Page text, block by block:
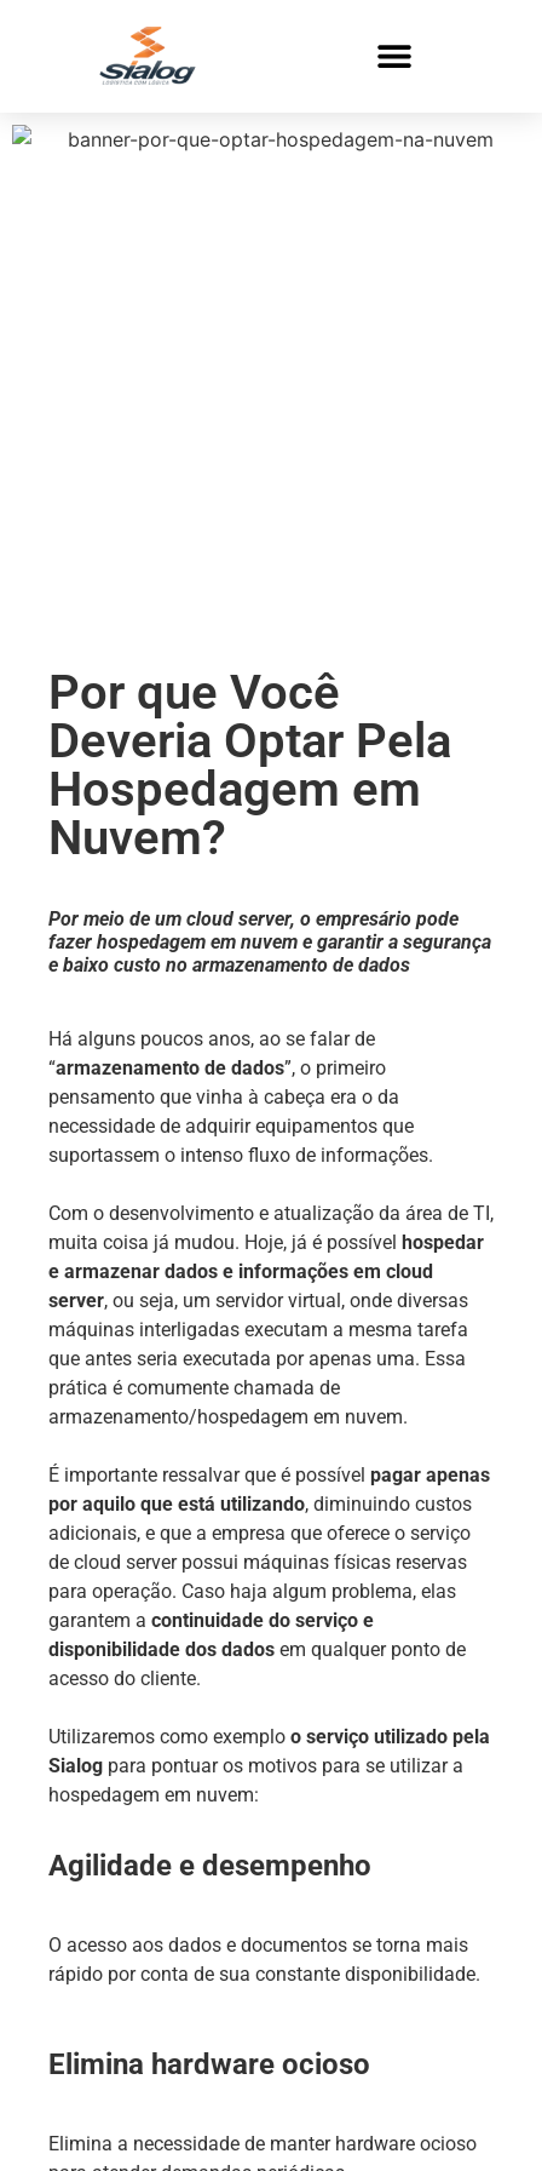
Por que Você
Deveria Optar Pela
Hospedagem em
Nuvem?
Por meio de um cloud server, o empresário pode
fazer hospedagem em nuvem e garantir a segurança
e baixo custo no armazenamento de dados
Há alguns poucos anos, ao se falar de
“armazenamento de dados”, o primeiro
pensamento que vinha à cabeça era o da
necessidade de adquirir equipamentos que
suportassem o intenso fluxo de informações.
Com o desenvolvimento e atualização da área de TI,
muita coisa já mudou. Hoje, já é possível hospedar
e armazenar dados e informações em cloud
server, ou seja, um servidor virtual, onde diversas
máquinas interligadas executam a mesma tarefa
que antes seria executada por apenas uma. Essa
prática é comumente chamada de
armazenamento/hospedagem em nuvem.
É importante ressalvar que é possível pagar apenas
por aquilo que está utilizando, diminuindo custos
adicionais, e que a empresa que oferece o serviço
de cloud server possui máquinas físicas reservas
para operação. Caso haja algum problema, elas
garantem a continuidade do serviço e
disponibilidade dos dados em qualquer ponto de
acesso do cliente.
Utilizaremos como exemplo o serviço utilizado pela
Sialog para pontuar os motivos para se utilizar a
hospedagem em nuvem:
Agilidade e desempenho
O acesso aos dados e documentos se torna mais
rápido por conta de sua constante disponibilidade.
Elimina hardware ocioso
Elimina a necessidade de manter hardware ocioso